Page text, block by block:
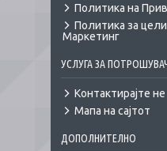
Политика на
Политика за
Маркетинг
УСЛУГА ЗА
Контактирајте не
Мапа на сајтот
ДОПОЛНИТЕЛНО